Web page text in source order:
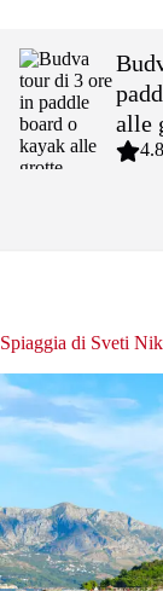
alle
Spiaggia di Sveti